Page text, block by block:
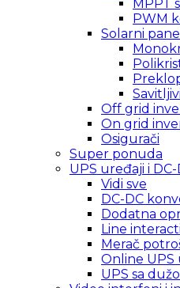
MPPT
PWM
Solarni
Off grid
On grid
Osigurači
Super ponuda
UPS uređaji i
Vidi sve
DC-DC
Dodatna
Line
Merač
Online UPS
UPS sa